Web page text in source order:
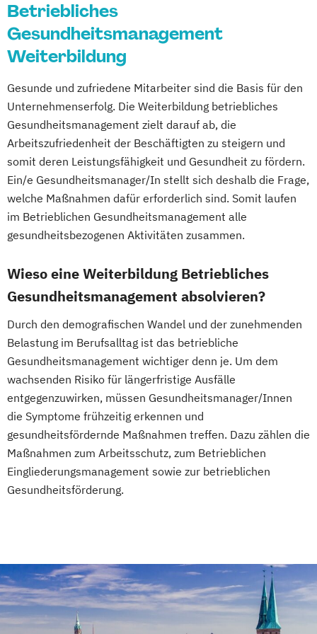
Vegetarische und Vegane Ernährung
Waldbaden-Coach & Kursleiter/in:
Waldbaden
Wirbelsäulentherapie nach Dorn / Breuß
Yoga Trainer/in
Ernährungsberater für E-Sportler
Ernährungsberater für Kinder
Ernährungsberater für Schwangere
Ernährungsberater für Senioren
Ernährungsberater für Sportler
Ernährungsberater für Sportler (inkl.
Ernährung C-Lizenz)
Ernährungsberater für Sportler A-Lizenz
(inkl. Ernährung C-Lizenz und
Ernährungsberater für Sportler)
Ernährungsberater für vegane Ernährung
Ernährungsberater für vegetarische
Ernährung
Ernährungsberater/in A-Lizenz
Ernährungsberater/in B-Lizenz
Ernährungsfachwirt/in
Fachberater für Nahrungsergänzungsmittel
Fachkraft für Betriebliches
Gesundheitsmanagement
Fachtrainer/in für Sportrehabilitation
Fachwirt/in für Prävention und
Gesundheitsförderung (IHK)
Fachwirt/in im Gesundheits- und
Sozialwesen (IHK)
Geprüfter Fachwirt für Prävention und
Gesundheitsförderung (IHK)
Geprüfter Fachwirt im Betrieblichen
Gesundheitsmanagement
Betriebliches
Gesundheitsmanagement
Weiterbildung
Gesunde und zufriedene Mitarbeiter sind die Basis für den
Unternehmenserfolg. Die Weiterbildung betriebliches
Gesundheitsmanagement zielt darauf ab, die
Arbeitszufriedenheit der Beschäftigten zu steigern und
somit deren Leistungsfähigkeit und Gesundheit zu fördern.
Ein/e Gesundheitsmanager/In stellt sich deshalb die Frage,
welche Maßnahmen dafür erforderlich sind. Somit laufen
im Betrieblichen Gesundheitsmanagement alle
gesundheitsbezogenen Aktivitäten zusammen.
Wieso eine Weiterbildung Betriebliches
Gesundheitsmanagement absolvieren?
Durch den demografischen Wandel und der zunehmenden
Belastung im Berufsalltag ist das betriebliche
Gesundheitsmanagement wichtiger denn je. Um dem
wachsenden Risiko für längerfristige Ausfälle
entgegenzuwirken, müssen Gesundheitsmanager/Innen
die Symptome frühzeitig erkennen und
gesundheitsfördernde Maßnahmen treffen. Dazu zählen die
Maßnahmen zum Arbeitsschutz, zum Betrieblichen
Eingliederungsmanagement sowie zur betrieblichen
Gesundheitsförderung.